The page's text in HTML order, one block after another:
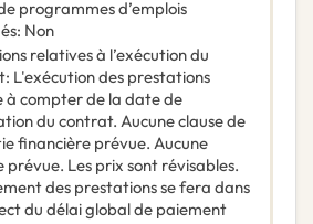
programmes d’emplois
: Non
relatives à l’exécution du
: L'exécution des prestations
à compter de la date de
du contrat. Aucune clause de
financière prévue. Aucune
prévue. Les prix sont révisables.
des prestations se fera dans
du délai global de paiement